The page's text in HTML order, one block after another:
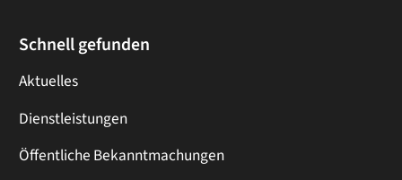
Schnell gefunden
Aktuelles
Dienstleistungen
Öffentliche Bekanntmachungen